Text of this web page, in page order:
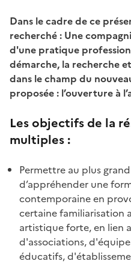
Dans le cadre de ce
recherché : Une
d'une pratique
démarche, la recherche
dans le champ du
proposée : l’ouverture à
Les objectifs de la
multiples :
Permettre au plus
d’appréhender une
contemporaine en
certaine familiarisation
artistique forte, en lien
d'associations,
éducatifs,